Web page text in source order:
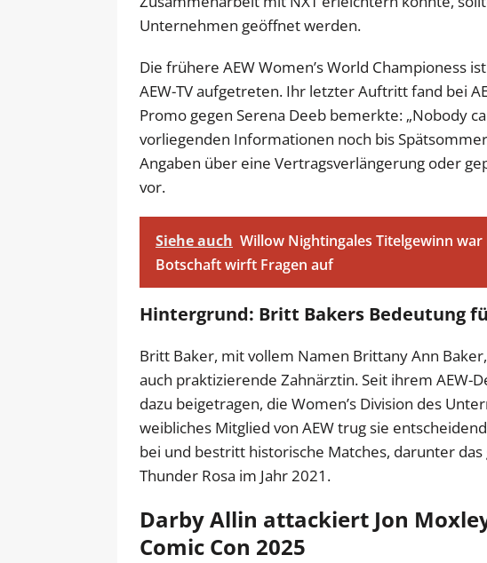
Unternehmen geöffnet werden.
Die frühere AEW Women’s World Championess
AEW-TV aufgetreten. Ihr letzter Auftritt fand bei
Promo gegen Serena Deeb bemerkte: „Nobody
vorliegenden Informationen noch bis
Angaben über eine Vertragsverlängerung oder
vor.
Siehe auch Willow Nightingales Titelgewinn war
Botschaft wirft Fragen auf
Hintergrund: Britt Bakers Bedeutung
Britt Baker, mit vollem Namen Brittany Ann
auch praktizierende Zahnärztin. Seit ihrem AEW-
dazu beigetragen, die Women’s Division des
weibliches Mitglied von AEW trug sie
bei und bestritt historische Matches, darunter das
Thunder Rosa im Jahr 2021.
Darby Allin attackiert Jon
Comic Con 2025